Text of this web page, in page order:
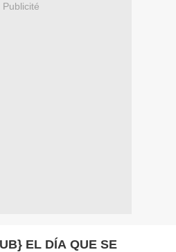
Publicité
EL DÍA QUE SE